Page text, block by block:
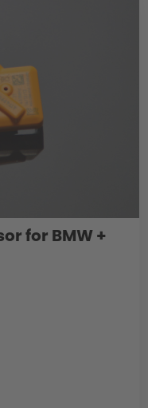
for BMW +